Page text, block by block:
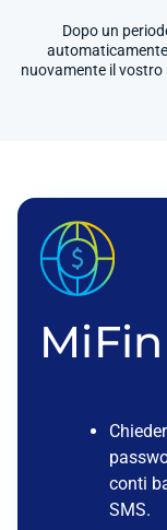
Dopo un
nuovamente il vostro
conti
SMS.